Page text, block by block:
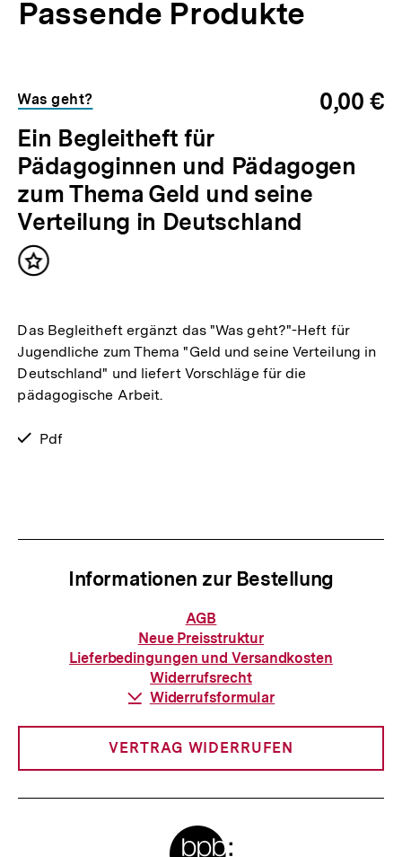
Passende Produkte
Was geht?
0,00 €
Ein Begleitheft für
Pädagoginnen und Pädagogen
zum Thema Geld und seine
Verteilung in Deutschland
Inhalt
Das Begleitheft ergänzt das "Was geht?"-Heft für
Jugendliche zum Thema "Geld und seine Verteilung in
Deutschland" und liefert Vorschläge für die
pädagogische Arbeit.
verfügbar
Pdf
Informationen zur Bestellung
Informationen
zur
Bestellung
AGB
Neue Preisstruktur
Lieferbedingungen und Versandkosten
Widerrufsrecht
Download-
Widerrufsformular
VERTRAG WIDERRUFEN